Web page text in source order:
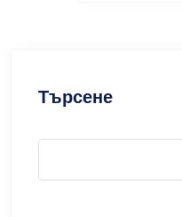
на
страници
Търсене